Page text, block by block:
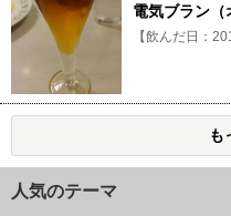
電気ブラン（
【飲んだ日：
も
人気のテーマ